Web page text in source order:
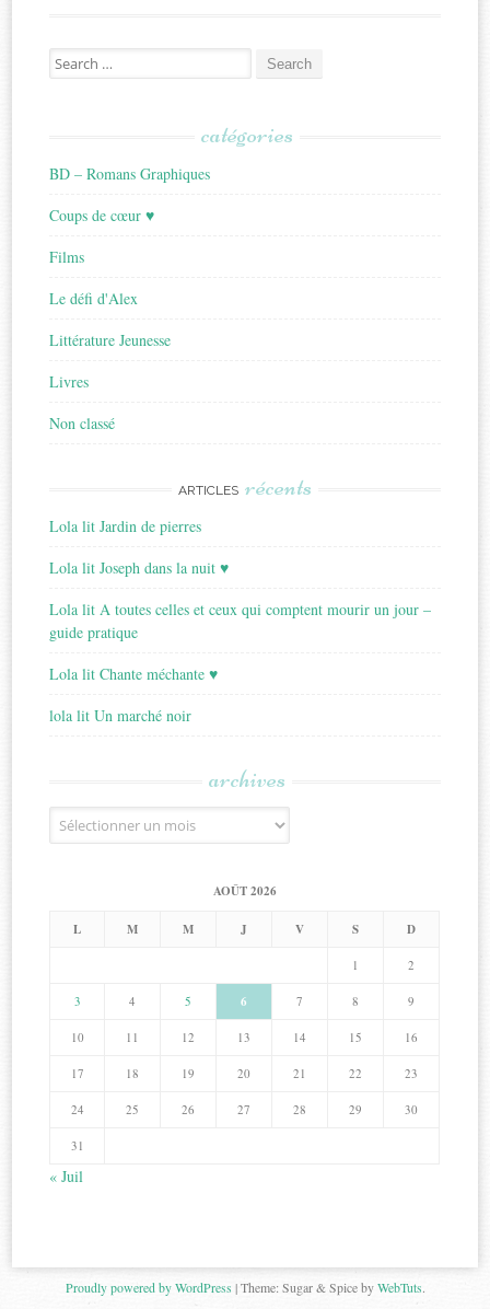
Search
for:
catégories
BD – Romans Graphiques
Coups de cœur ♥
Films
Le défi d'Alex
Littérature Jeunesse
Livres
Non classé
ARTICLES récents
Lola lit Jardin de pierres
Lola lit Joseph dans la nuit ♥
Lola lit A toutes celles et ceux qui comptent mourir un jour –
guide pratique
Lola lit Chante méchante ♥
lola lit Un marché noir
archives
Archives
AOÛT 2026
L M M J V S D
1 2
3 4 5 6 7 8 9
10 11 12 13 14 15 16
17 18 19 20 21 22 23
24 25 26 27 28 29 30
31
« Juil
Proudly powered by WordPress |Theme: Sugar & Spice byWebTuts.